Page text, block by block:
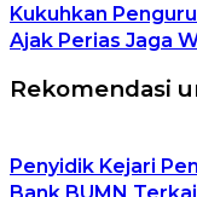
Kukuhkan
Ajak Perias Jaga
Rekomendasi
Penyidik Kejari